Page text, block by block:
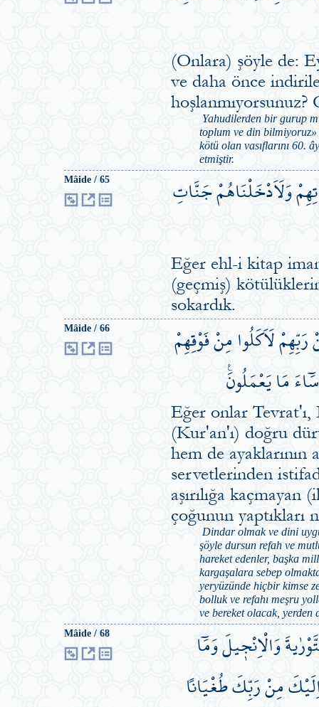
(Onlara) şöyle de:
ve daha önce
Yahudilerden bir gurup
toplum ve din
kötü olan vasıflarını 60.
etmiştir.
Mâide / 65 وَلَاَدْخَلْنَاهُمْ جَنَّاتِ
Eğer ehl-i kitap
(geçmiş)
sokardık.
Mâide / 66
رَبِّهِمْ لَاَكَلُوا مِنْ فَوْقِهِمْ
مَا يَعْمَلُونَ۟
Eğer onlar
(Kur'an'ı) doğru
hem de ayaklarının
servetlerinden
aşırılığa
çoğunun
Dindar olmak ve dini
şöyle dursun refah ve
hareket edenler, başka
kargaşalara sebep
yeryüzünde hiçbir kimse
bolluk ve refahı meşru
ve bereket olacak, yerden
Mâide / 68
وَالْاِنْج۪يلَ وَمَٓا
مِنْ رَبِّكَ طُغْيَاناً